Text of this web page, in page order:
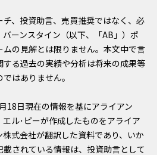
、投資助言、売買推奨ではなく、必
ーンスタイン（以下、「AB」）ポ
ムの見解とは限りません。本文中で言
する過去の実績や分析は将来の成果等
はありません。
18日現在の情報を基にアライアン
ル･ピーが作成したものをアライア
式会社が翻訳した資料であり、いか
されている情報は、投資助言として